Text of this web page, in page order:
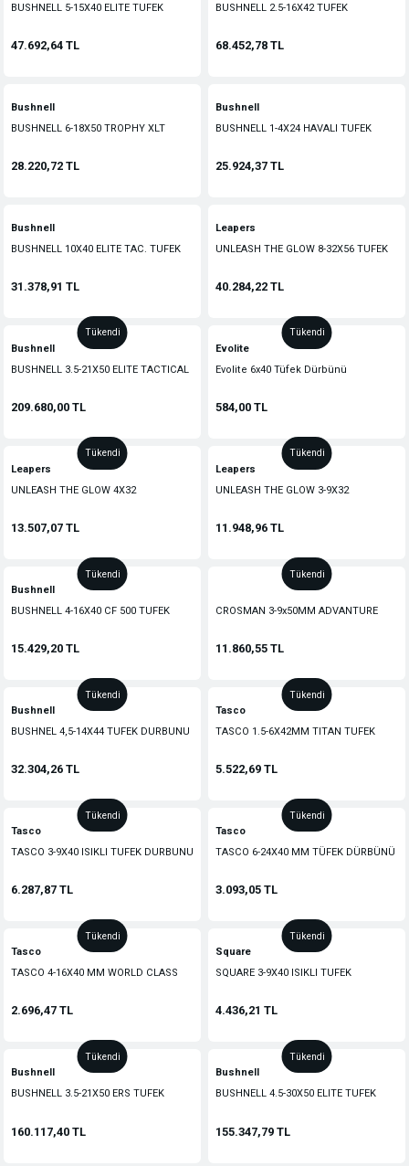
BUSHNELL 5-15X40 ELITE TUFEK
47.692,64 TL
BUSHNELL 2.5-16X42 TUFEK
68.452,78 TL
Bushnell
BUSHNELL 6-18X50 TROPHY XLT
28.220,72 TL
Bushnell
BUSHNELL 1-4X24 HAVALI TUFEK
25.924,37 TL
Bushnell
BUSHNELL 10X40 ELITE TAC. TUFEK
31.378,91 TL
Leapers
UNLEASH THE GLOW 8-32X56 TUFEK
40.284,22 TL
Tükendi
Bushnell
BUSHNELL 3.5-21X50 ELITE TACTICAL
209.680,00 TL
Tükendi
Evolite
Evolite 6x40 Tüfek Dürbünü
584,00 TL
Tükendi
Leapers
UNLEASH THE GLOW 4X32
13.507,07 TL
Tükendi
Leapers
UNLEASH THE GLOW 3-9X32
11.948,96 TL
Tükendi
Bushnell
BUSHNELL 4-16X40 CF 500 TUFEK
15.429,20 TL
Tükendi
CROSMAN 3-9x50MM ADVANTURE
11.860,55 TL
Tükendi
Bushnell
BUSHNEL 4,5-14X44 TUFEK DURBUNU
32.304,26 TL
Tükendi
Tasco
TASCO 1.5-6X42MM TITAN TUFEK
5.522,69 TL
Tükendi
Tasco
TASCO 3-9X40 ISIKLI TUFEK DURBUNU
6.287,87 TL
Tükendi
Tasco
TASCO 6-24X40 MM TÜFEK DÜRBÜNÜ
3.093,05 TL
Tükendi
Tasco
TASCO 4-16X40 MM WORLD CLASS
2.696,47 TL
Tükendi
Square
SQUARE 3-9X40 ISIKLI TUFEK
4.436,21 TL
Tükendi
Bushnell
BUSHNELL 3.5-21X50 ERS TUFEK
160.117,40 TL
Tükendi
Bushnell
BUSHNELL 4.5-30X50 ELITE TUFEK
155.347,79 TL